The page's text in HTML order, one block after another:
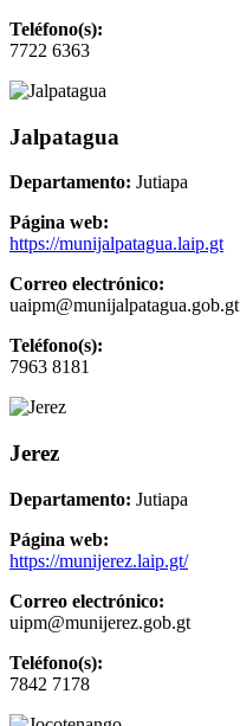
Teléfono(s):
7722 6363
Jalpatagua
Departamento: Jutiapa
Página web:
https://munijalpatagua.laip.gt
Correo electrónico:
uaipm@munijalpatagua.gob.gt
Teléfono(s):
7963 8181
Jerez
Departamento: Jutiapa
Página web:
https://munijerez.laip.gt/
Correo electrónico:
uipm@munijerez.gob.gt
Teléfono(s):
7842 7178